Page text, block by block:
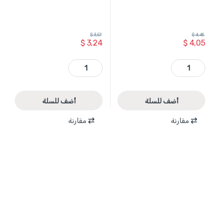
$4,05
$4,45
WSF3402 - مقشط قشر 9 انش لزوم النجارين صناعي ماركة WADFOW quantity
أضف للسلة
مقارنة
$3,24
$3,57
WCP5103 - دليل حفر قياس 6-8-10 ماركة WADFOW quantity
أضف للسلة
مقارنة